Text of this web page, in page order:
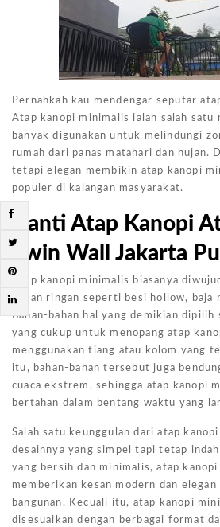
Pernahkah kau mendengar seputar
Atap kanopi minimalis ialah salah satu
banyak digunakan untuk melindungi
rumah dari panas matahari dan hujan.
tetapi elegan membikin atap kanopi
populer di kalangan masyarakat.
Ganti Atap Kanopi
Twin Wall Jakarta
Atap kanopi minimalis biasanya
bahan ringan seperti besi hollow, baja
Bahan-bahan hal yang demikian dipilih
yang cukup untuk menopang atap
menggunakan tiang atau kolom yang
itu, bahan-bahan tersebut juga
cuaca ekstrem, sehingga atap kanopi
bertahan dalam bentang waktu yang
Salah satu keunggulan dari atap
desainnya yang simpel tapi tetap
yang bersih dan minimalis, atap
memberikan kesan modern dan elegan
bangunan. Kecuali itu, atap kanopi
disesuaikan dengan berbagai format